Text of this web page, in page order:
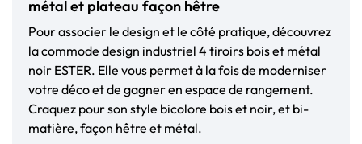
métal et plateau façon hêtre
Pour associer le design et le côté pratique, découvrez
la commode design industriel 4 tiroirs bois et métal
noir ESTER. Elle vous permet à la fois de moderniser
votre déco et de gagner en espace de rangement.
Craquez pour son style bicolore bois et noir, et bi-
matière, façon hêtre et métal.